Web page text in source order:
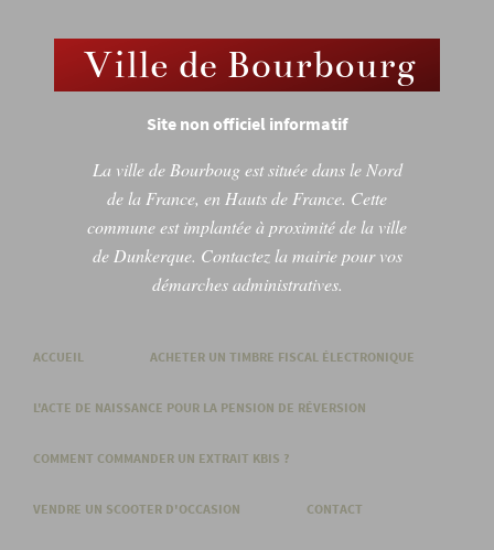
Site non officiel informatif
La ville de Bourboug est située dans le Nord
de la France, en Hauts de France. Cette
commune est implantée à proximité de la ville
de Dunkerque. Contactez la mairie pour vos
démarches administratives.
ACCUEIL ACHETER UN TIMBRE FISCAL ÉLECTRONIQUE
L'ACTE DE NAISSANCE POUR LA PENSION DE RÉVERSION
COMMENT COMMANDER UN EXTRAIT KBIS ?
VENDRE UN SCOOTER D'OCCASION CONTACT